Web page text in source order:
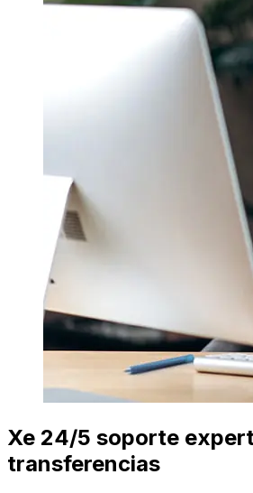
Xe 24/5 soporte
transferencias